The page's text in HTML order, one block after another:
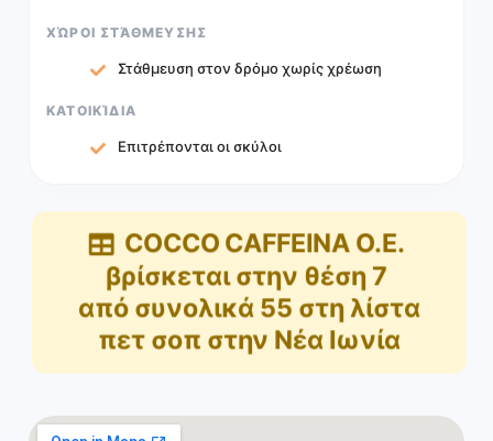
ΧΏΡΟΙ ΣΤΆΘΜΕΥΣΗΣ
Στάθμευση στον δρόμο χωρίς χρέωση
ΚΑΤΟΙΚΊΔΙΑ
Επιτρέπονται οι σκύλοι
COCCO CAFFEINA O.E.
βρίσκεται στην θέση 7
από συνολικά 55 στη λίστα
πετ σοπ στην Νέα Ιωνία